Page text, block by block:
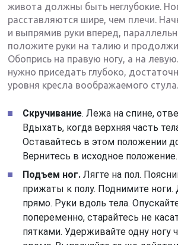
живота должны быть неглубокие.
расставляются шире, чем плечи.
и выпрямив руки вперед,
положите руки на талию и
Обопрись на правую ногу, а на
нужно приседать глубоко,
уровня кресла воображаемого стула.
Скручивание. Лежа на спине,
Вдыхать, когда верхняя часть
Оставайтесь в этом положении
Вернитесь в исходное положение.
Подъем ног. Лягте на пол.
прижаты к полу. Поднимите
прямо. Руки вдоль тела.
попеременно, старайтесь не
пятками. Удерживайте одну ногу